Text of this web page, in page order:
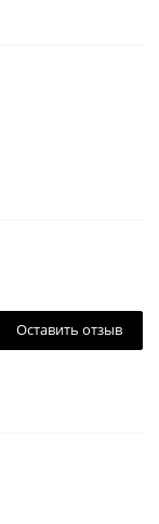
Оставить отзыв